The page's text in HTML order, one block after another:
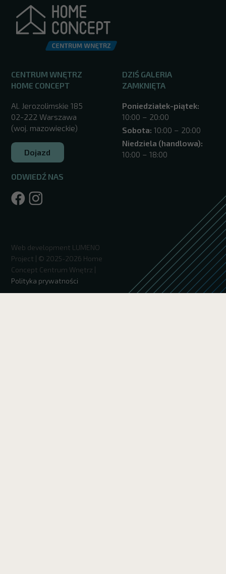
CENTRUM WNĘTRZ
HOME CONCEPT
Al. Jerozolimskie 185
02-222 Warszawa
(woj. mazowieckie)
Dojazd
ODWIEDŹ NAS
DZIŚ GALERIA
ZAMKNIĘTA
Poniedziałek-piątek:
10:00 – 20:00
Sobota: 10:00 – 20:00
Niedziela (handlowa):
10:00 – 18:00
Web development LUMENO
Project | © 2025-2026 Home
Concept Centrum Wnętrz |
Polityka prywatności